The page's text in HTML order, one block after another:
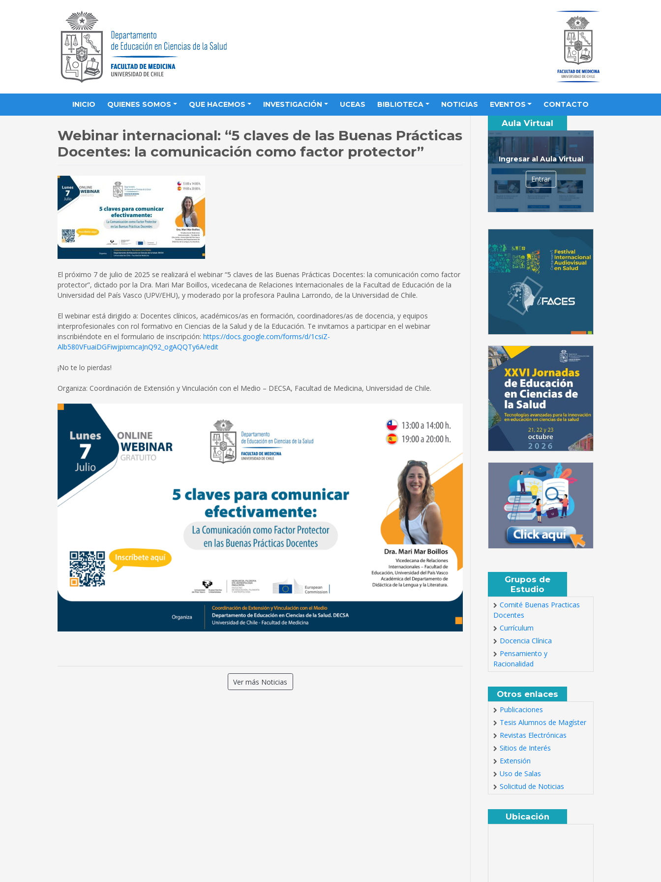
INICIO QUIENES SOMOS QUE HACEMOS INVESTIGACIÓN UCEAS BIBLIOTECA NOTICIAS EVENTOS CONTACTO
Webinar internacional: “5 claves de las Buenas Prácticas
Docentes: la comunicación como factor protector”
El próximo 7 de julio de 2025 se realizará el webinar “5 claves de las Buenas Prácticas Docentes: la comunicación como factor
protector”, dictado por la Dra. Mari Mar Boillos, vicedecana de Relaciones Internacionales de la Facultad de Educación de la
Universidad del País Vasco (UPV/EHU), y moderado por la profesora Paulina Larrondo, de la Universidad de Chile.
El webinar está dirigido a: Docentes clínicos, académicos/as en formación, coordinadores/as de docencia, y equipos
interprofesionales con rol formativo en Ciencias de la Salud y de la Educación. Te invitamos a participar en el webinar
inscribiéndote en el formulario de inscripción: https://docs.google.com/forms/d/1csiZ-
Alb580VFuaiDGFiwjpixmcaJnQ92_ogAQQTy6A/edit
¡No te lo pierdas!
Organiza: Coordinación de Extensión y Vinculación con el Medio – DECSA, Facultad de Medicina, Universidad de Chile.
Ver más Noticias
Aula Virtual
Ingresar al Aula Virtual
Entrar
Grupos de
Estudio
Comité Buenas Practicas
Docentes
Currículum
Docencia Clínica
Pensamiento y
Racionalidad
Otros enlaces
Publicaciones
Tesis Alumnos de Magíster
Revistas Electrónicas
Sitios de Interés
Extensión
Uso de Salas
Solicitud de Noticias
Ubicación